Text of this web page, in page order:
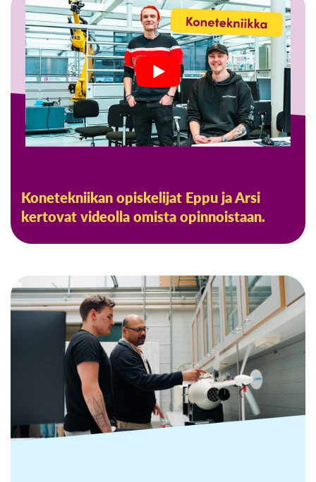
Konetekniikan opiskelijat Eppu ja Arsi
kertovat videolla omista opinnoistaan.